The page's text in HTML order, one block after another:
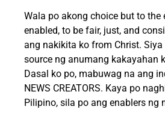
Wala po akong choice but to the
enabled, to be fair, just, and
ang nakikita ko from Christ.
source ng anumang kakayahan
Dasal ko po, mabuwag na ang
NEWS CREATORS. Kaya po
Pilipino, sila po ang enablers ng